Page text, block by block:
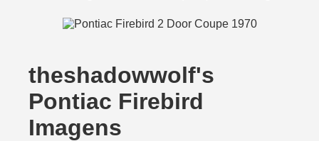
theshadowwolf's
Pontiac Firebird
Imagens